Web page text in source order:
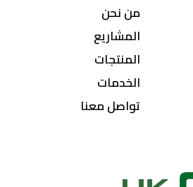
من نحن
المشاريع
المنتجات
الخدمات
تواصل معنا